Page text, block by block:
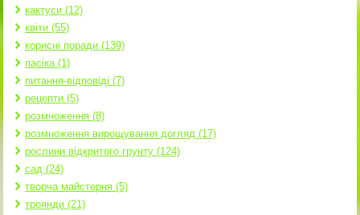
кактуси (12)
квіти (55)
корисні поради (139)
пасіка (1)
питання-відповіді (7)
рецепти (5)
розмноження (8)
розмноження вирощування догляд (17)
рослини відкритого грунту (124)
сад (24)
творча майстерня (5)
троянди (21)